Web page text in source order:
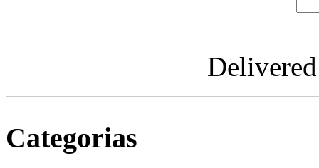
Categorias